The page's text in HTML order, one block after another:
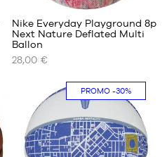
UNSERE
GRÖSSEN
Größe
Größe
7
Nike Everyday Playground 8p
Next Nature Deflated Multi
Ballon
28,00 €
PROMO-30%